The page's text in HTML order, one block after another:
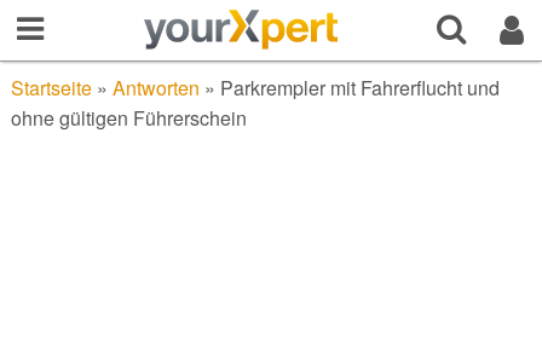
Startseite» Antworten » Parkrempler mit Fahrerflucht und
ohne gültigen Führerschein